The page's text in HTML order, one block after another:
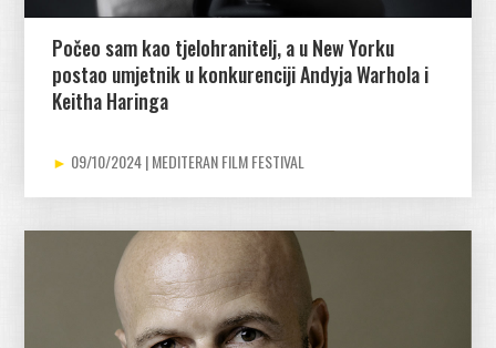
Počeo sam kao tjelohranitelj, a u New Yorku
postao umjetnik u konkurenciji Andyja Warhola i
Keitha Haringa
09/10/2024